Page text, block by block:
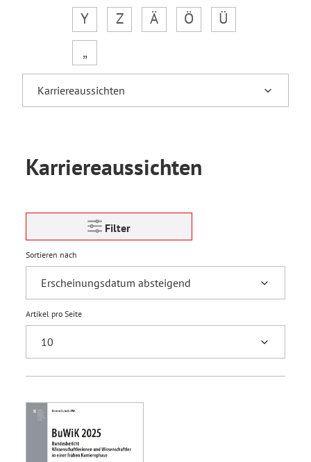
Y
Z Ä Ö
Ü
„
Karriereaussichten
Filter
Sortieren nach
Artikel pro Seite